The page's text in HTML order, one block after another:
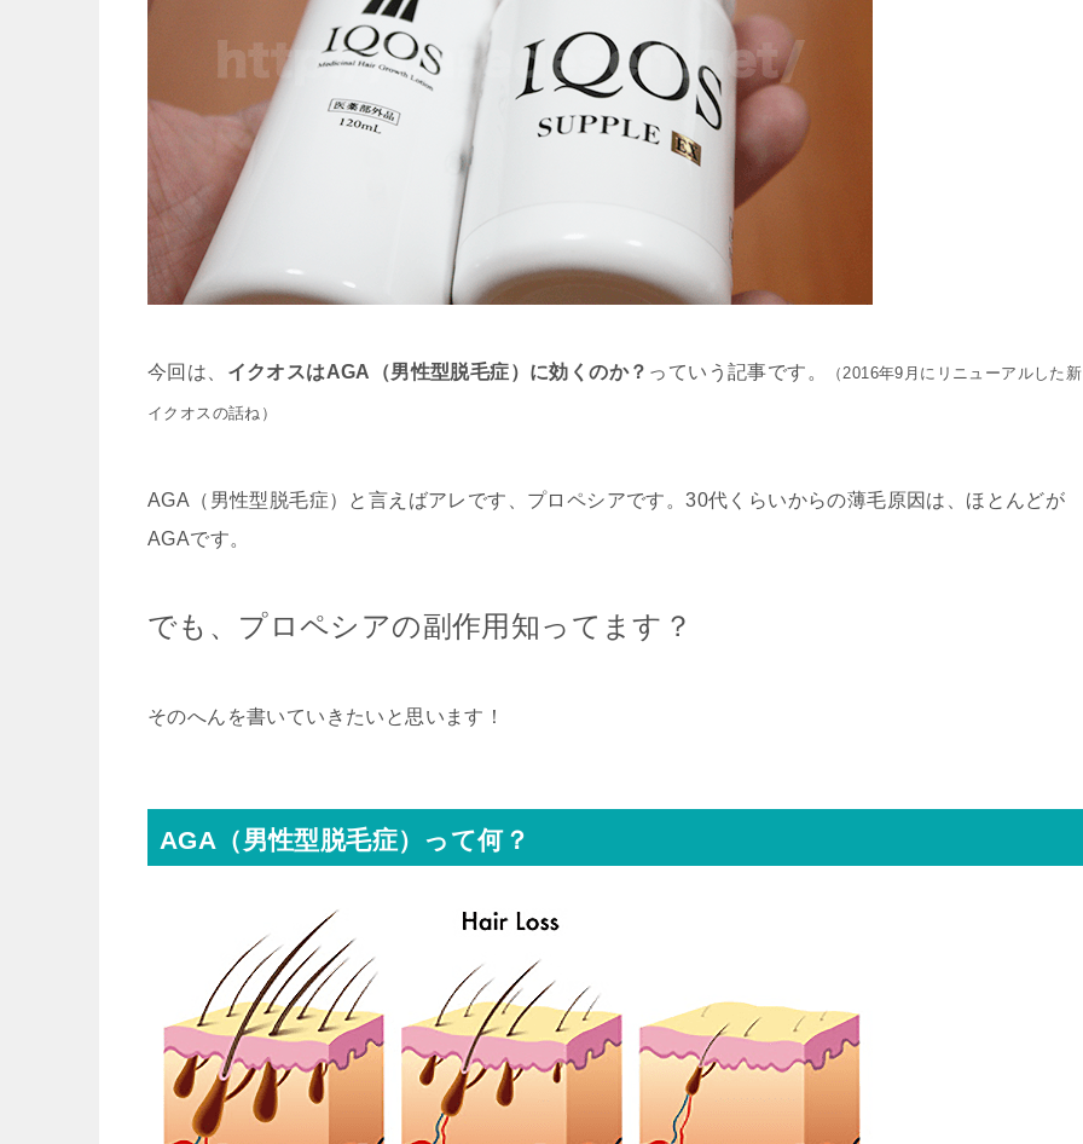
今回は、 イクオスはAGA（男性型脱毛症）に効くのか？ っていう記事です。 （2016年9月にリニューアルした新
イクオスの話ね）
AGA（男性型脱毛症）と言えばアレです、プロペシアです。30代くらいからの薄毛原因は、ほとんどが
AGAです。
でも、プロペシアの副作用知ってます？
そのへんを書いていきたいと思います！
AGA（男性型脱毛症）って何？